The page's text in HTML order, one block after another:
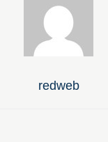
redweb